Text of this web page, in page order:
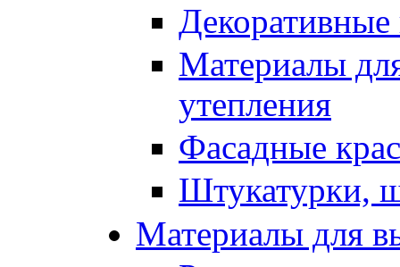
Материалы
утепления
Фасадные
Штукатурки,
Материалы для